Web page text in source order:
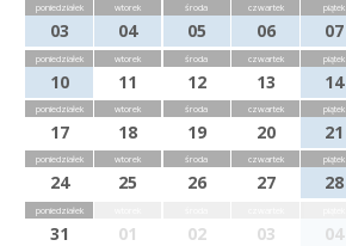
poniedziałek
03
wtorek
04
środa
05
czwartek
06
piątek
07
poniedziałek
10
wtorek
11
środa
12
czwartek
13
piątek
14
poniedziałek
17
wtorek
18
środa
19
czwartek
20
piątek
21
poniedziałek
24
wtorek
25
środa
26
czwartek
27
piątek
28
poniedziałek
31 01 02 03 04